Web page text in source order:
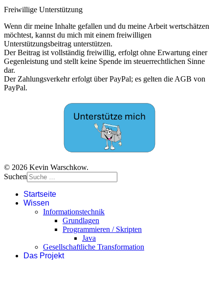
Freiwillige Unterstützung
Wenn dir meine Inhalte gefallen und du meine Arbeit wertschätzen
möchtest, kannst du mich mit einem freiwilligen
Unterstützungsbeitrag unterstützen.
Der Beitrag ist vollständig freiwillig, erfolgt ohne Erwartung einer
Gegenleistung und stellt keine Spende im steuerrechtlichen Sinne
dar.
Der Zahlungsverkehr erfolgt über PayPal; es gelten die AGB von
PayPal.
© 2026 Kevin Warschkow.
Suchen
Startseite
Wissen
Informationstechnik
Grundlagen
Programmieren / Skripten
Java
Gesellschaftliche Transformation
Das Projekt